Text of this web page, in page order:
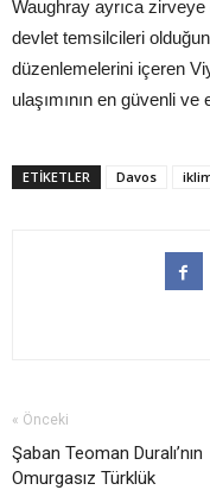
Waughray ayrıca
devlet temsilcileri
düzenlemelerini içeren
ulaşımının en güvenli
ETİKETLER Davos
« Önceki
Şaban Teoman Duralı’nın
Omurgasız Türklük